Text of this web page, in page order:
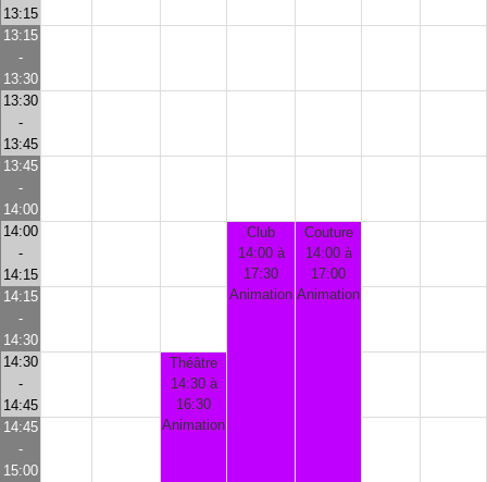
13:15
13:15
-
13:30
13:30
-
13:45
13:45
-
14:00
14:00
-
14:15
Club
14:00 à
17:30
Animation
Couture
14:00 à
17:00
Animation
14:15
-
14:30
14:30
-
14:45
Théâtre
14:30 à
16:30
Animation
14:45
-
15:00